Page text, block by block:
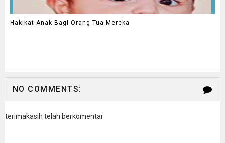
Hakikat Anak Bagi Orang Tua Mereka
NO COMMENTS:
terimakasih telah berkomentar